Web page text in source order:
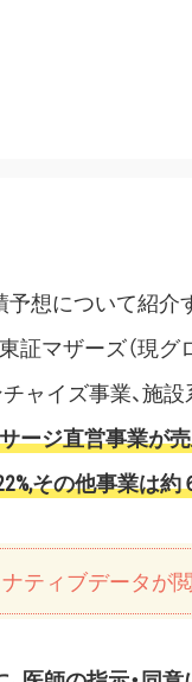
想について紹介
証マザーズ（現
ャイズ事業、施
ージ直営事業が
その他事業は約
ナティブデータが